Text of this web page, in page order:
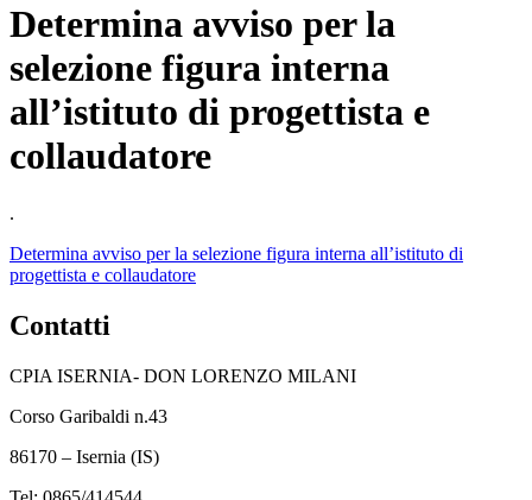
Determina avviso per la
selezione figura interna
all’istituto di progettista e
collaudatore
.
Determina avviso per la selezione figura interna all’istituto di
progettista e collaudatore
Contatti
CPIA ISERNIA- DON LORENZO MILANI
Corso Garibaldi n.43
86170 – Isernia (IS)